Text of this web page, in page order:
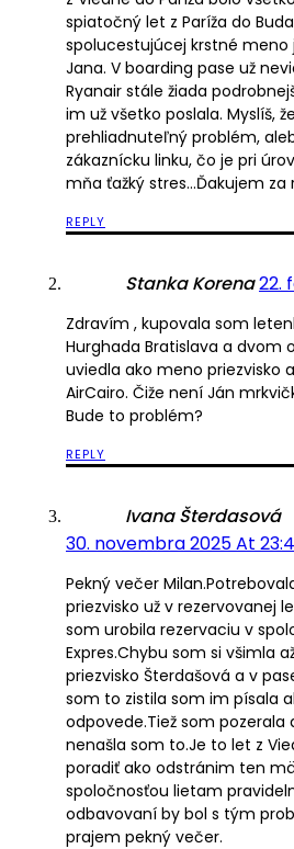
spiatočný let z Paríža do
spolucestujúcej krstné meno
Jana. V boarding pase už
Ryanair stále žiada
im už všetko poslala. Myslíš,
prehliadnuteľný problém,
zákaznícku linku, čo je pri
mňa ťažký stres…Ďakujem za
REPLY
Stanka Korena22.
Zdravím , kupovala som
Hurghada Bratislava a dvom
uviedla ako meno priezvisko
AirCairo. Čiže není Ján
Bude to problém?
REPLY
Ivana Šterdasová
30. novembra 2025 At
Pekný večer
priezvisko už v rezervovanej
som urobila rezervaciu v
Expres.Chybu som si všimla
priezvisko Šterdašová a v
som to zistila som im písala
odpovede.Tiež som pozerala
nenašla som to.Je to let z
poradiť ako odstránim ten
spoločnosťou lietam
odbavovaní by bol s tým
prajem pekný večer.